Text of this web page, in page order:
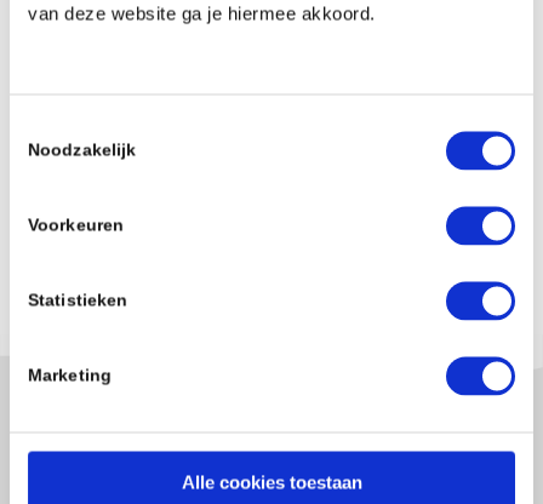
van deze website ga je hiermee akkoord.
Noodzakelijk
Voorkeuren
Statistieken
Marketing
Alle cookies toestaan